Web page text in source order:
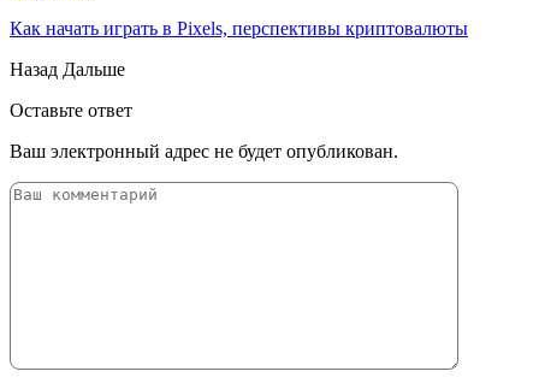
Как начать играть в Pixels, перспективы криптовалюты
Назад Дальше
Оставьте ответ
Ваш электронный адрес не будет опубликован.